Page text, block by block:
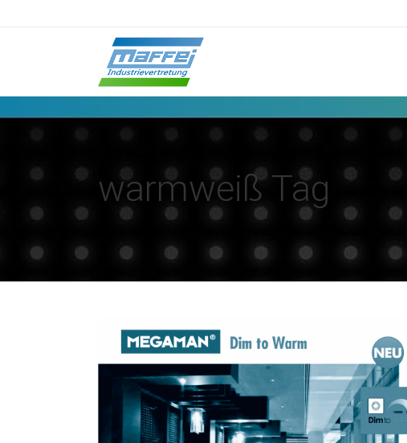
Merz
Moser
warmweiß Tag